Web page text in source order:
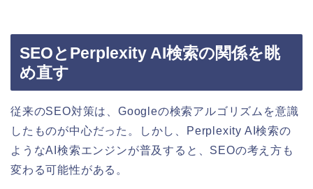
SEOとPerplexity AI検索の関係を眺
め直す
従来のSEO対策は、Googleの検索アルゴリズムを意識
したものが中心だった。しかし、Perplexity AI検索の
ようなAI検索エンジンが普及すると、SEOの考え方も
変わる可能性がある。